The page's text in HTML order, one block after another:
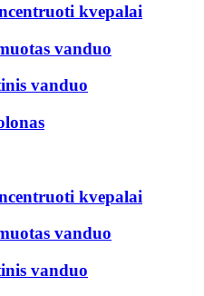
kvepalai
vanduo
vanduo
kvepalai
vanduo
vanduo